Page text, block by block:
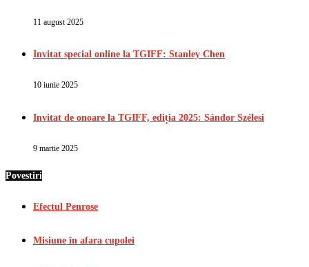
11 august 2025
Invitat special online la TGIFF: Stanley Chen
10 iunie 2025
Invitat de onoare la TGIFF, ediția 2025: Sándor Szélesi
9 martie 2025
Povestiri
Efectul Penrose
Misiune în afara cupolei